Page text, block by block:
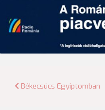
Bejegyzés
Békecsúcs Egyiptomban